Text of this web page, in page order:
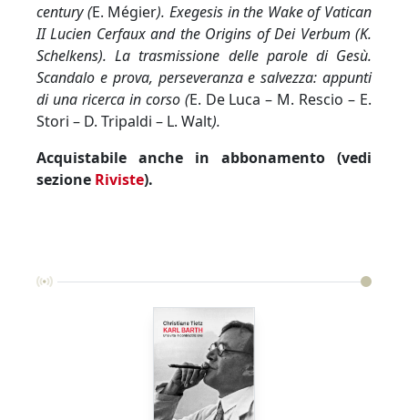
century (E. Mégier). Exegesis in the Wake ofVatican
II Lucien Cerfaux and the Origins of Dei Verbum (K.
Schelkens).La trasmissione delle parole di Gesù.
Scandalo e prova, perseveranza e salvezza: appunti
di una ricerca in corso (E. De Luca – M. Rescio – E.
Stori – D. Tripaldi – L. Walt).
Acquistabile anche in abbonamento (vedi
sezione Riviste).